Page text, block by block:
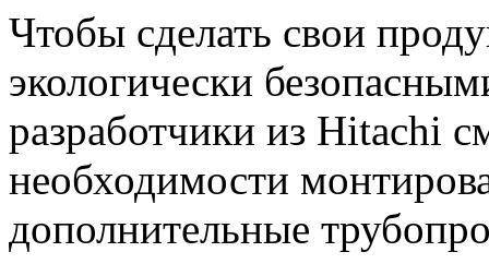
Чтобы сделать свои
экологически
разработчики из Hitachi
необходимости
дополнительные